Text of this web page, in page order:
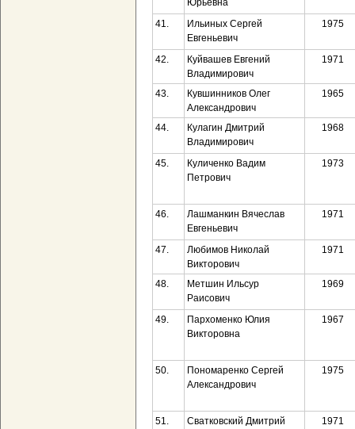
Юрьевна
41.
Ильиных Сергей
Евгеньевич
1975
42.
Куйвашев Евгений
Владимирович
1971
43.
Кувшинников Олег
Александрович
1965
44.
Кулагин Дмитрий
Владимирович
1968
45.
Куличенко Вадим
Петрович
1973
46.
Лашманкин Вячеслав
Евгеньевич
1971
47.
Любимов Николай
Викторович
1971
48.
Метшин Ильсур
Раисович
1969
49.
Пархоменко Юлия
Викторовна
1967
50.
Пономаренко Сергей
Александрович
1975
51.
Сватковский Дмитрий
1971